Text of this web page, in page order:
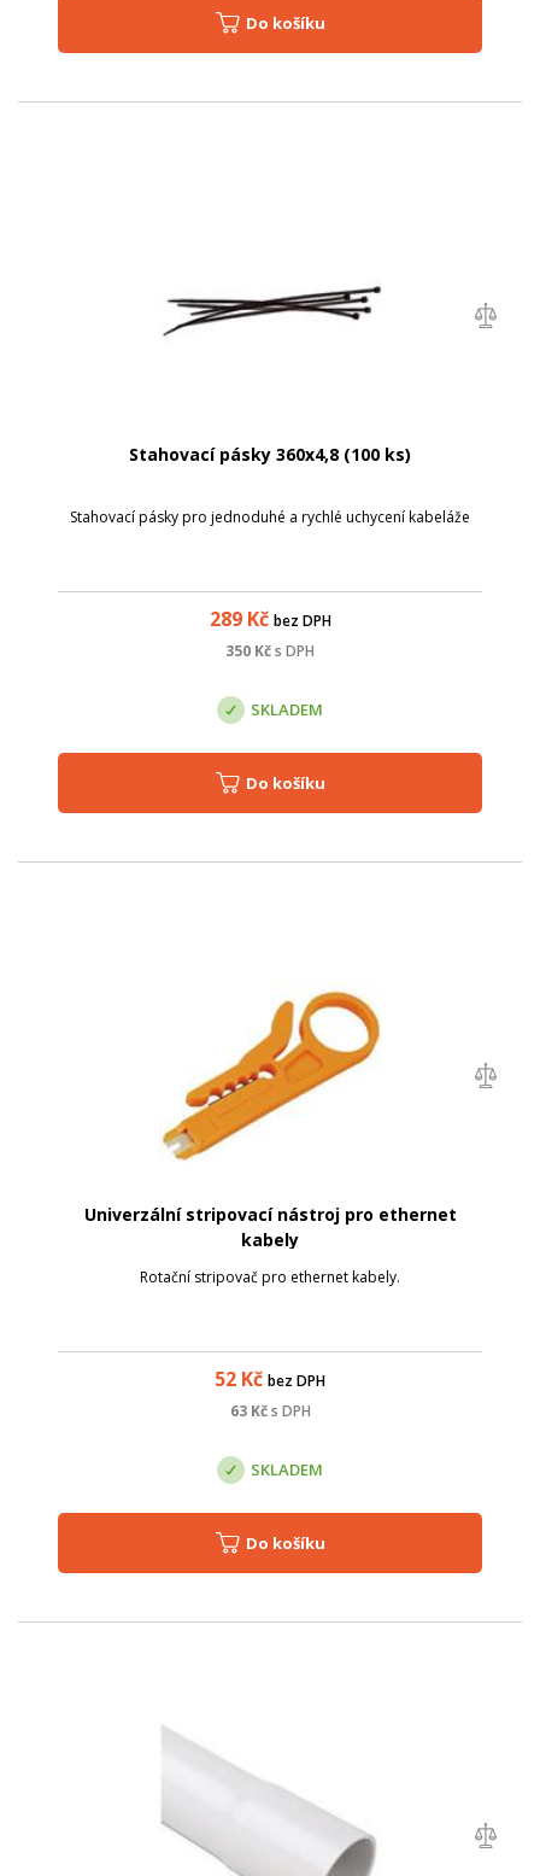
Do košíku
Stahovací pásky 360x4,8 (100 ks)
Stahovací pásky pro jednoduhé a rychlé uchycení kabeláže
289Kč bez DPH
350 Kčs DPH
SKLADEM
Do košíku
Univerzální stripovací nástroj pro ethernet
kabely
Rotační stripovač pro ethernet kabely.
52 Kč bez DPH
63Kč s DPH
SKLADEM
Do košíku